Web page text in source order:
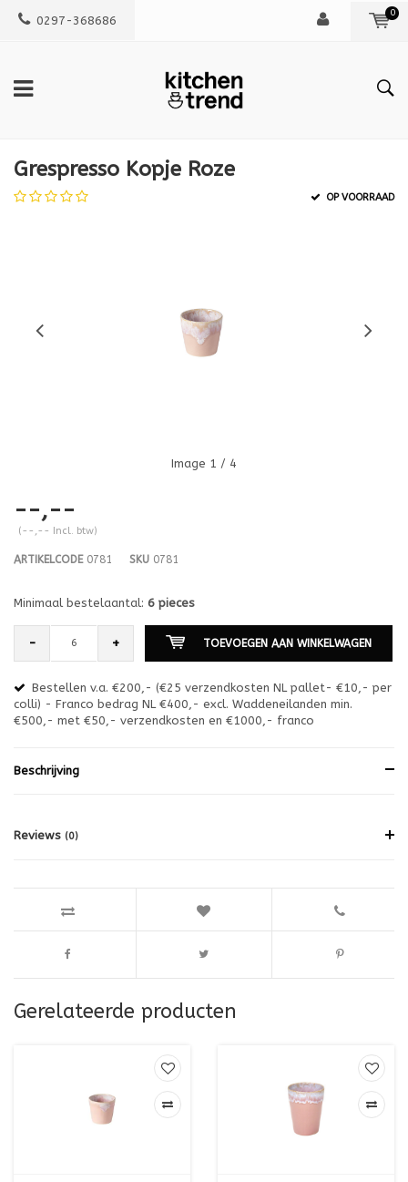
0297-368686
0
Grespresso Kopje Roze
OP VOORRAAD
Image 1 / 4
--,--
(--,-- Incl. btw)
ARTIKELCODE0781 SKU 0781
Minimaal bestelaantal: 6 pieces
- + TOEVOEGEN AAN WINKELWAGEN
Bestellen v.a. €200,- (€25 verzendkosten NL pallet- €10,- per
colli) - Franco bedrag NL €400,- excl. Waddeneilanden min.
€500,- met €50,- verzendkosten en €1000,- franco
Beschrijving
Reviews (0)
Gerelateerde producten